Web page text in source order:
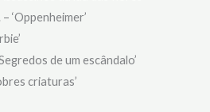
‘Oppenheimer’
de um escândalo’
criaturas’